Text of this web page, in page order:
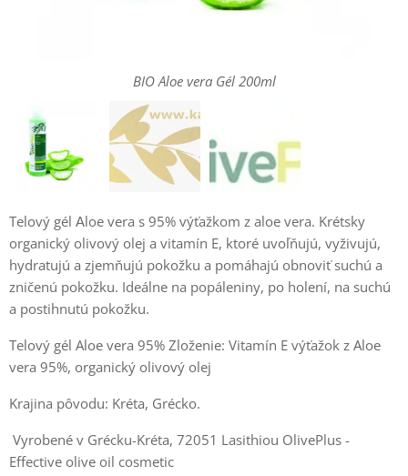
BIO Aloe vera Gél 200ml
Telový gél Αloe vera s 95% výťažkom z aloe vera. Krétsky
organický olivový olej a vitamín E, ktoré uvoľňujú, vyživujú,
hydratujú a zjemňujú pokožku a pomáhajú obnoviť suchú a
zničenú pokožku. Ideálne na popáleniny, po holení, na suchú
a postihnutú pokožku.
Telový gél Aloe vera 95% Zloženie: Vitamín E výťažok z Aloe
vera 95%, organický olivový olej
Krajina pôvodu: Kréta, Grécko.
Vyrobené v Grécku-Kréta, 72051 Lasithiou OlivePlus -
Effective olive oil cosmetic